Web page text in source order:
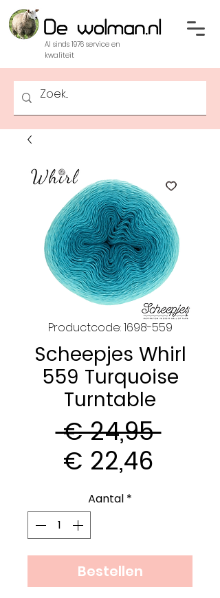
Al sinds 1976 service en
kwaliteit
Productcode: 1698-559
Scheepjes Whirl
559 Turquoise
Turntable
€ 24,95
€ 22,46
Aantal *
Bestellen